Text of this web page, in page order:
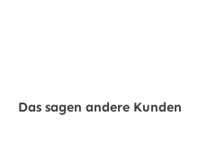
Das sagen andere Kunden